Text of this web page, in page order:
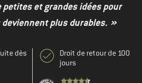
petites et grandes idées pour
plus durables. »
dès
Droit de retour de 100
jours